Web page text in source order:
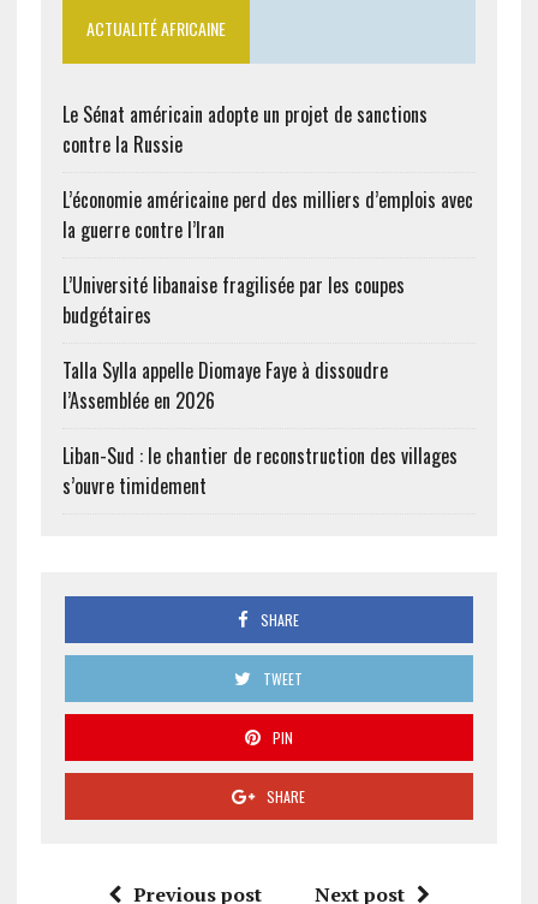
ACTUALITÉ AFRICAINE
Le Sénat américain adopte un projet de sanctions
contre la Russie
L’économie américaine perd des milliers d’emplois avec
la guerre contre l’Iran
L’Université libanaise fragilisée par les coupes
budgétaires
Talla Sylla appelle Diomaye Faye à dissoudre
l’Assemblée en 2026
Liban-Sud : le chantier de reconstruction des villages
s’ouvre timidement
SHARE
TWEET
PIN
SHARE
Previous post Next post